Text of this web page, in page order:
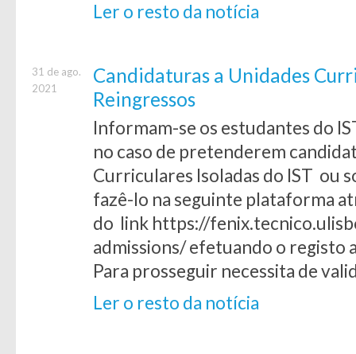
Ler o resto da notícia
31 de ago.
2021
Candidaturas a Unidades
Reingressos
Informam-se os estudantes do
no caso de pretenderem
Curriculares Isoladas do IST ou
fazê-lo na seguinte plataforma
do link https://
admissions/ efetuando o registo
Para prosseguir necessita de
Ler o resto da notícia